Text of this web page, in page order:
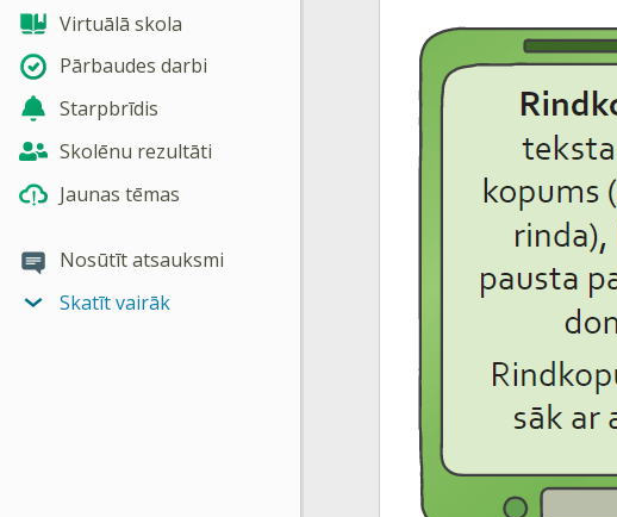
Virtuālā skola
Pārbaudes darbi
Starpbrīdis
Skolēnu rezultāti
Jaunas tēmas
Nosūtīt atsauksmi
Skatīt vairāk